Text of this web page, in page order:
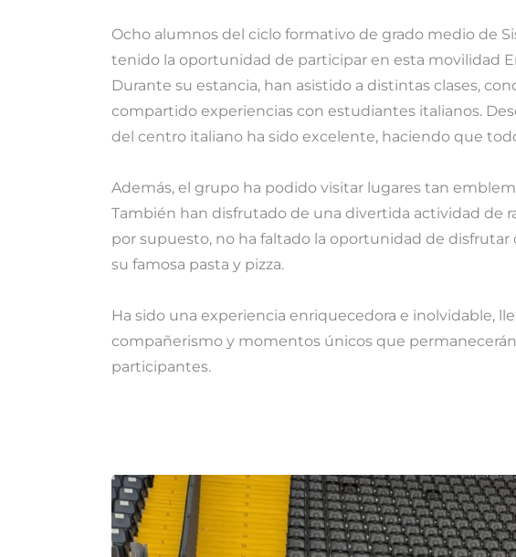
Ocho alumnos del ciclo formativo de grado medio de
tenido la oportunidad de participar en esta movilidad
Durante su estancia, han asistido a distintas clases,
compartido experiencias con estudiantes italianos.
del centro italiano ha sido excelente, haciendo que
Además, el grupo ha podido visitar lugares tan
También han disfrutado de una divertida actividad de
por supuesto, no ha faltado la oportunidad de
su famosa pasta y pizza.
Ha sido una experiencia enriquecedora e inolvidable,
compañerismo y momentos únicos que
participantes.